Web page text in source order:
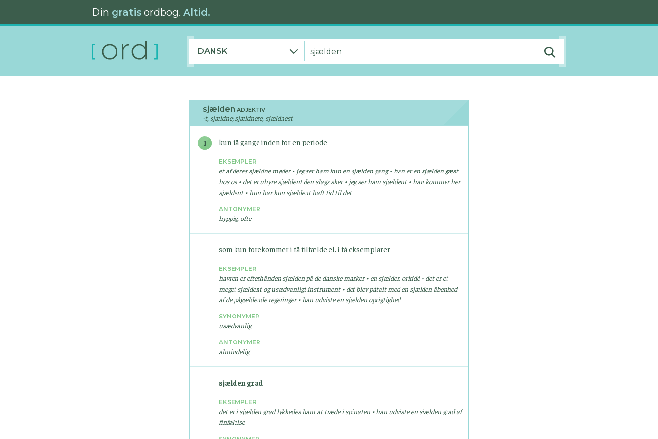
Din gratis ordbog. Altid.
DANSK
sjælden ADJEKTIV
-t, sjældne; sjældnere, sjældnest
1 kun få gange inden for en periode
EKSEMPLER
et af deres sjældne møder • jeg ser ham kun en sjælden gang • han er en sjælden gæst
hos os • det er uhyre sjældent den slags sker • jeg ser ham sjældent • han kommer her
sjældent • hun har kun sjældent haft tid til det
ANTONYMER
hyppig, ofte
som kun forekommer i få tilfælde el. i få eksemplarer
EKSEMPLER
havren er efterhånden sjælden på de danske marker • en sjælden orkidé • det er et
meget sjældent og usædvanligt instrument • det blev påtalt med en sjælden åbenhed
af de pågældende regeringer • han udviste en sjælden oprigtighed
SYNONYMER
usædvanlig
ANTONYMER
almindelig
sjælden grad
EKSEMPLER
det er i sjælden grad lykkedes ham at træde i spinaten • han udviste en sjælden grad af
finfølelse